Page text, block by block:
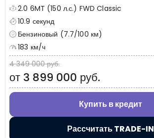
2.0 6MT (150 л.с.) FWD Classic
10.9 секунд
Бензиновый (7.7/100 км)
183 км/ч
4 349 000 руб.
от 3 899 000 руб.
Купить в кредит
Рассчитать TRADE-IN